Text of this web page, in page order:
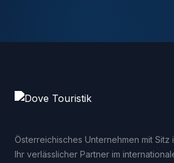
Österreichisches Unternehmen mit Sitz
Ihr verlässlicher Partner im